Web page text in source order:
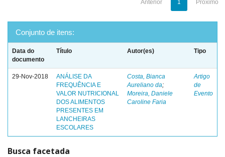
Anterior 1 Próximo
Conjunto de itens:
Data do
documento
Título Autor(es) Tipo
29-Nov-2018
ANÁLISE DA
FREQUÊNCIA E
VALOR NUTRICIONAL
DOS ALIMENTOS
PRESENTES EM
LANCHEIRAS
ESCOLARES
Costa, Bianca
Aureliano da;
Moreira, Daniele
Caroline Faria
Artigo
de
Evento
Busca facetada